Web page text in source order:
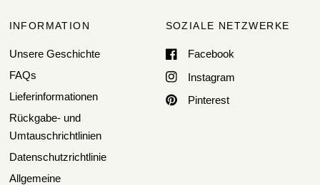
INFORMATION
Unsere Geschichte
FAQs
Lieferinformationen
Rückgabe- und
Umtauschrichtlinien
Datenschutzrichtlinie
Allgemeine
SOZIALE NETZWERKE
Facebook
Instagram
Pinterest